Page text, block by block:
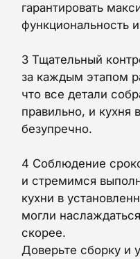
гарантировать
функциональность
3 Тщательный
за каждым этапом
что все детали
правильно, и кухня
безупречно.
4 Соблюдение
и стремимся
кухни в
могли
скорее.
Доверьте сборку и